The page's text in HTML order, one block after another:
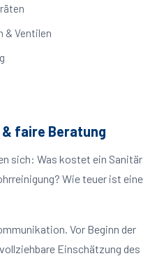
& Ventilen
faire Beratung
sich: Was kostet ein Sanitär
Wie teuer ist eine
Vor Beginn der
Einschätzung des